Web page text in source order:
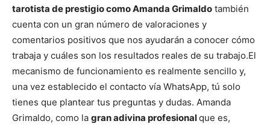
tarotista de prestigio como Amanda Grimaldo también
cuenta con un gran número de valoraciones y
comentarios positivos que nos ayudarán a conocer cómo
trabaja y cuáles son los resultados reales de su trabajo.El
mecanismo de funcionamiento es realmente sencillo y,
una vez establecido el contacto vía WhatsApp, tú solo
tienes que plantear tus preguntas y dudas. Amanda
Grimaldo, como la gran adivina profesionalque es,